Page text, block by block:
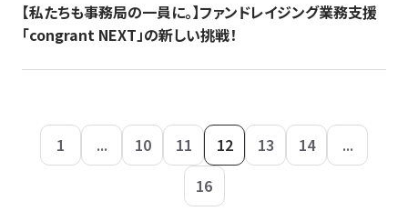
【私たちも事務局の一員に。】ファンドレイジング業務支援
「congrant NEXT」の新しい挑戦！
1 ... 10 11 12 13 14
...
16